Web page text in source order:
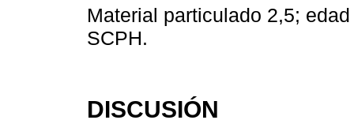
Material particulado 2,5;
SCPH.
DISCUSIÓN